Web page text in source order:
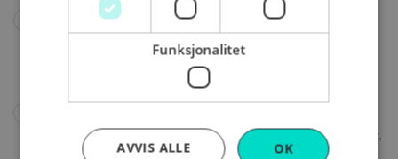
Snegle, 30 kr
Rundt winerbrød med vaniljekrem og kanel
Allergener: Gluten, Laktose, Egg, Soya Kan
inneholde spor av mandler og nøtter
Allergener: Gluten, Laktose, Mandler, Hasselnøtt,
Egg
Funksjonalitet
OK
AVVIS ALLE